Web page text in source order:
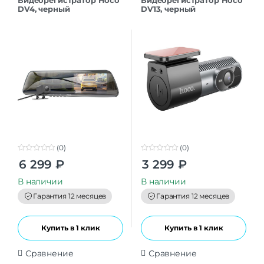
DV4, черный
o
t
o
f
5
(0)
6 299 ₽
В наличии
Гарантия 12 месяцев
Купить в 1 клик
Сравнение
DV13, черный
o
t
o
f
5
(0)
3 299 ₽
В наличии
Гарантия 12 месяцев
Купить в 1 клик
Сравнение